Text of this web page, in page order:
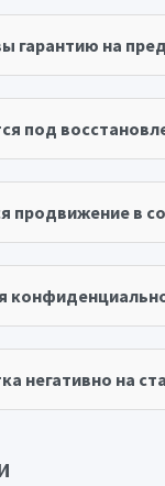
гарантию на
под
продвижение в
негативно на